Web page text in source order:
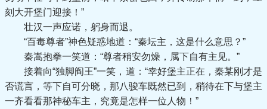
刻大开堡门迎接！”
壮汉一声应诺，躬身而退。
“百毒尊者”神色疑惑地道：“秦坛主，这是什么意思？”
秦嵩抱拳一笑道：“尊者稍安勿燥，属下自有主见。”
接着向“独脚阎王”一笑，道：“幸好堡主正在，秦某刚才是
否谎言，等下自可分晓，那八骏车既然已到，稍待在下与堡主
一齐看看那神秘车主，究竟是怎样一位人物！”